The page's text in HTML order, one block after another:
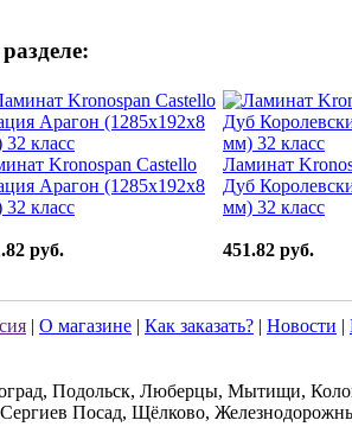
Kronospan Castello
Арагон (1285x192x8
класс
руб.
Ламинат
Дуб
мм) 32 класс
451.82 руб.
| О магазине | Как заказать? | Новости |
Подольск, Люберцы, Мытищи,
Посад, Щёлково,